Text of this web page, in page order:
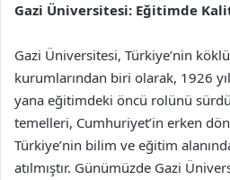
Gazi Üniversitesi: Eğitimde
Gazi Üniversitesi, Türkiye’nin
kurumlarından biri olarak, 1926
yana eğitimdeki öncü rolünü
temelleri, Cumhuriyet’in erken
Türkiye’nin bilim ve eğitim
atılmıştır. Günümüzde Gazi